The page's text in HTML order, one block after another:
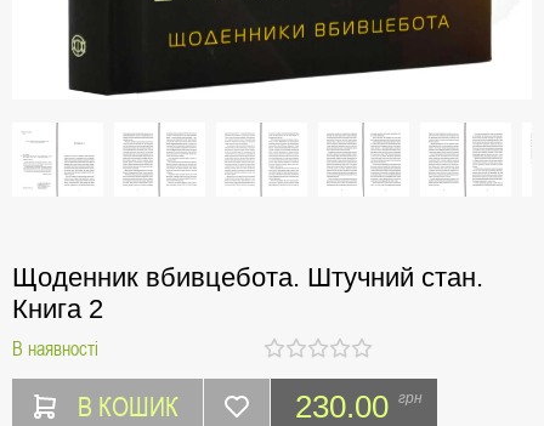
Щоденник вбивцебота. Штучний стан.
Книга 2
В наявності
В КОШИК 230.00 грн